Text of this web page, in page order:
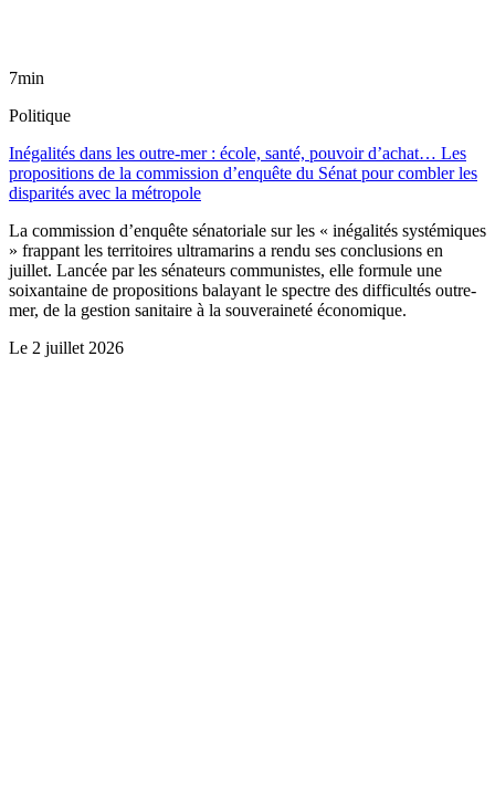
7min
Politique
Inégalités dans les outre-mer : école, santé, pouvoir d’achat… Les
propositions de la commission d’enquête du Sénat pour combler les
disparités avec la métropole
La commission d’enquête sénatoriale sur les « inégalités systémiques
» frappant les territoires ultramarins a rendu ses conclusions en
juillet. Lancée par les sénateurs communistes, elle formule une
soixantaine de propositions balayant le spectre des difficultés outre-
mer, de la gestion sanitaire à la souveraineté économique.
Le 2 juillet 2026